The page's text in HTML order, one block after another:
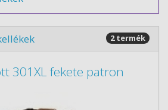
2 termék
301XL fekete patron